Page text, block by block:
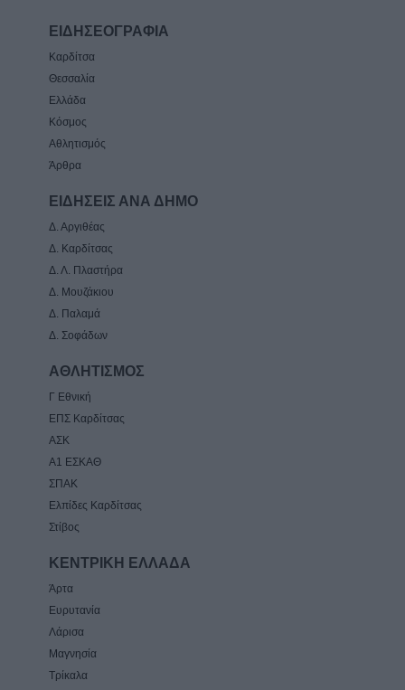
ΕΙΔΗΣΕΟΓΡΑΦΙΑ
Καρδίτσα
Θεσσαλία
Ελλάδα
Κόσμος
Αθλητισμός
Άρθρα
ΕΙΔΗΣΕΙΣ ΑΝΑ ΔΗΜΟ
Δ. Αργιθέας
Δ. Καρδίτσας
Δ. Λ. Πλαστήρα
Δ. Μουζάκιου
Δ. Παλαμά
Δ. Σοφάδων
ΑΘΛΗΤΙΣΜΟΣ
Γ Εθνική
ΕΠΣ Καρδίτσας
ΑΣΚ
Α1 ΕΣΚΑΘ
ΣΠΑΚ
Ελπίδες Καρδίτσας
Στίβος
ΚΕΝΤΡΙΚΗ ΕΛΛΑΔΑ
Άρτα
Ευρυτανία
Λάρισα
Μαγνησία
Τρίκαλα